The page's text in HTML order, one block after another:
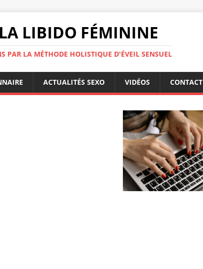
LIBIDO FÉMININE
PAR LA MÉTHODE HOLISTIQUE D'ÉVEIL SENSUEL
ACTUALITÉS SEXO VIDÉOS CONTACT